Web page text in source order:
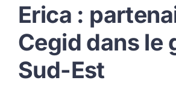
Erica :
Cegid dans le
Sud-Est